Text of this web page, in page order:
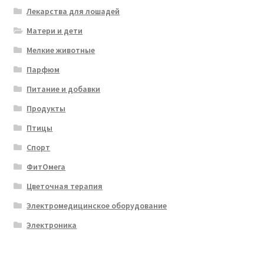
Лекарства для лошадей
Матери и дети
Мелкие животные
Парфюм
Питание и добавки
Продукты
Птицы
Спорт
ФитОмега
Цветочная терапия
Электромедицинское оборудование
Электроника